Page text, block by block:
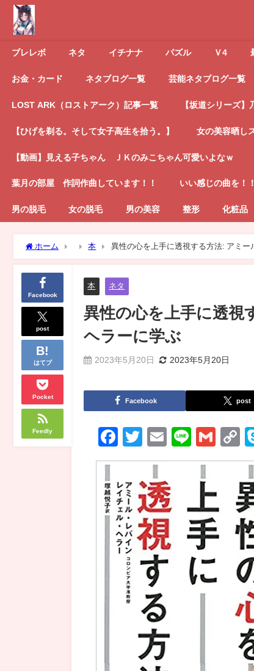
ブレレボ ネタ イチナナ パズル Ｖ4
お金・カード ネタブログ一覧 芸能ネタブログ一覧
LOST ARK（ロストアーク）記事一覧 【坂道シリーズ
【ひげを剃る。そして女子高生を拾う。】 女の美容晒し
【動画】見える子ちゃん ＪＫのみこちゃん可愛いよなｗ
葉月の部屋 作詞作曲しています！！ いい感じの曲を！
男の脱毛 女の脱毛 男の美容 整形 化粧品
ホーム 本 異性の心を上手に透視する方法: アミ
Facebook
post
はてブ
Pocket
Feedly
本 ネタ
異性の心を上手に透視
ヘラーに学ぶ
2023年5月20日 2023年5月20日
Facebook post
Facebook
Twitter
EmailLine